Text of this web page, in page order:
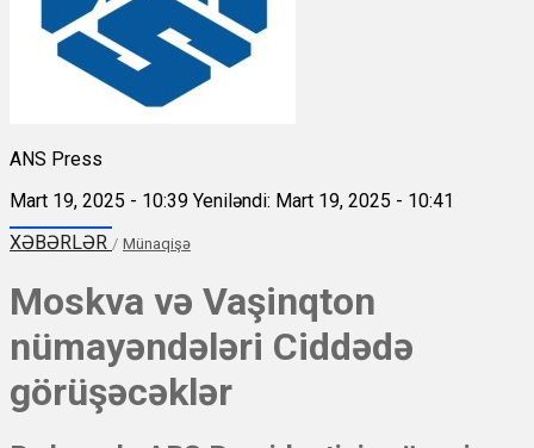
ANS Press
Mart 19, 2025 - 10:39 Yeniləndi: Mart 19, 2025 - 10:41
XƏBƏRLƏR / Münaqişə
Moskva və Vaşinqton
nümayəndələri Ciddədə
görüşəcəklər